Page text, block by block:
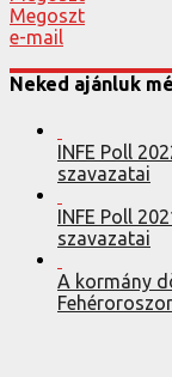
Megoszt
e-mail
Neked ajánluk
INFE Poll
szavazatai
INFE Poll
szavazatai
A kormány